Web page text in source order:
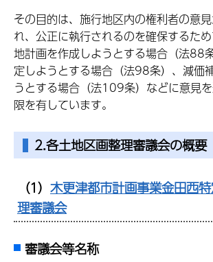
その目的は、施行地区内の権利者の意
れ、公正に執行されるのを確保するた
地計画を作成しようとする場合（法88
定しようとする場合（法98条）、減価
うとする場合（法109条）などに意見
限を有しています。
2.各土地区画整理審議会の概要
（1） 木更津都市計画事業金田西
理審議会
審議会等名称